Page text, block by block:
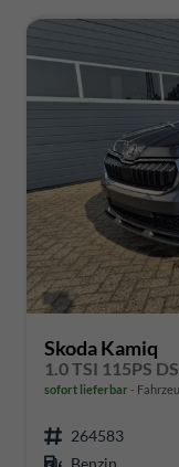
Skoda Kamiq
sofort lieferbar
264583
Benzin